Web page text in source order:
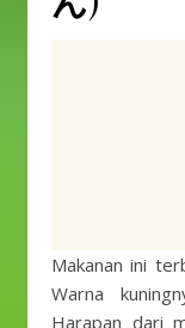
Makanan ini
Warna
Harapan dari